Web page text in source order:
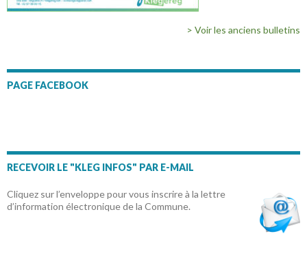
> Voir les anciens bulletins
PAGE FACEBOOK
RECEVOIR LE "KLEG INFOS" PAR E-MAIL
Cliquez sur l’enveloppe pour vous inscrire à la lettre
d’information électronique de la Commune.